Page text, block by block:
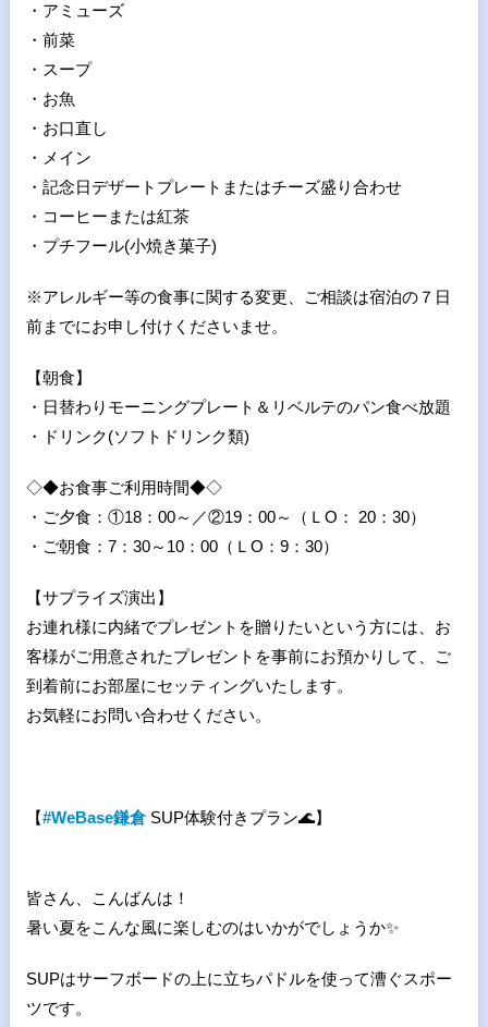
・アミューズ
・前菜
・スープ
・お魚
・お口直し
・メイン
・記念日デザートプレートまたはチーズ盛り合わせ
・コーヒーまたは紅茶
・プチフール(小焼き菓子)
※アレルギー等の食事に関する変更、ご相談は宿泊の７日
前までにお申し付けくださいませ。
【朝食】
・日替わりモーニングプレート＆リベルテのパン食べ放題
・ドリンク(ソフトドリンク類)
◇◆お食事ご利用時間◆◇
・ご夕食：①18：00～／②19：00～（ＬO： 20：30）
・ご朝食：7：30～10：00（ＬO：9：30）
【サプライズ演出】
お連れ様に内緒でプレゼントを贈りたいという方には、お
客様がご用意されたプレゼントを事前にお預かりして、ご
到着前にお部屋にセッティングいたします。
お気軽にお問い合わせください。
【#WeBase鎌倉SUP体験付きプラン🌊】
皆さん、こんばんは！
暑い夏をこんな風に楽しむのはいかがでしょうか✨
SUPはサーフボードの上に立ちパドルを使って漕ぐスポー
ツです。